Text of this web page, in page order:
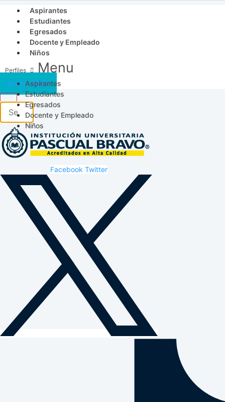
Aspirantes
Estudiantes
Egresados
Docente y Empleado
Niños
Menu
Aspirantes
Estudiantes
Egresados
Docente y Empleado
Niños
Acceso SICAU
Facebook Twitter